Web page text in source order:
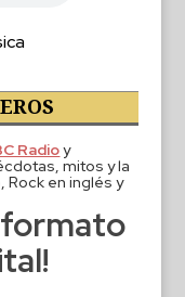
Radioy
mitos y la
Rock en inglés y
formato